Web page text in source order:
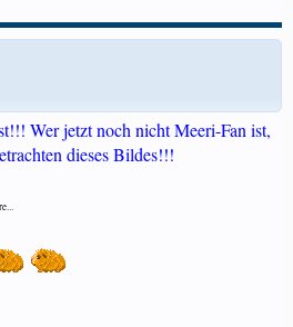
Wer jetzt noch nicht Meeri-Fan ist,
dieses Bildes!!!